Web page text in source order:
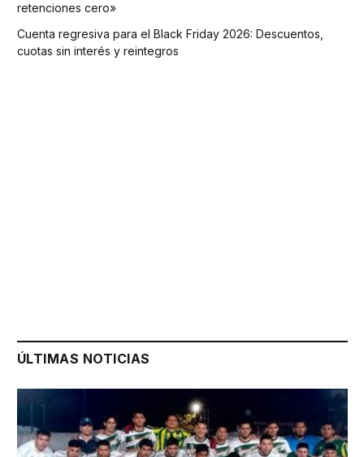
retenciones cero»
Cuenta regresiva para el Black Friday 2026: Descuentos,
cuotas sin interés y reintegros
ÚLTIMAS NOTICIAS